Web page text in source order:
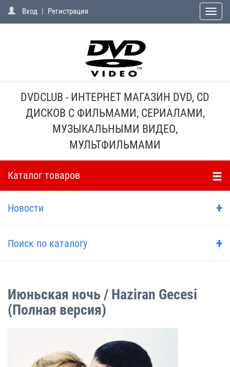
Вход | Регистрация
Toggle
DVDCLUB - ИНТЕРНЕТ МАГАЗИН DVD, CD
ДИСКОВ С ФИЛЬМАМИ, СЕРИАЛАМИ,
МУЗЫКАЛЬНЫМИ ВИДЕО,
МУЛЬТФИЛЬМАМИ
Каталог товаров
Новости +
Поиск по каталогу +
Июньская ночь / Haziran Gecesi
(Полная версия)